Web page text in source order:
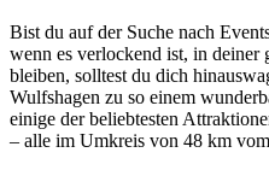
Bist du auf der Suche nach
wenn es verlockend ist, in deiner
bleiben, solltest du dich
Wulfshagen zu so einem
einige der beliebtesten
– alle im Umkreis von 48 km